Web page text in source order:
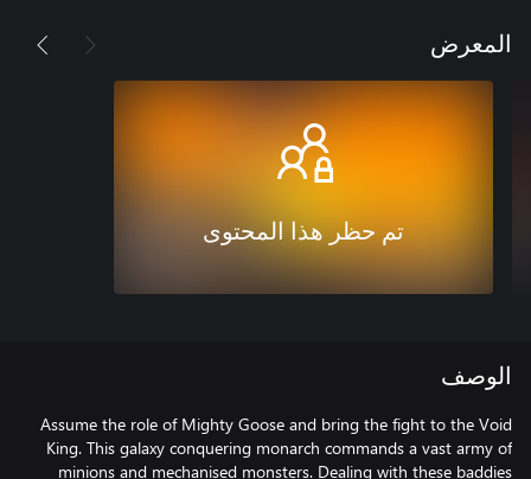
المعرض
تم حظر هذا المحتوى
الوصف
Assume the role of Mighty Goose and bring the fight to the Void
King. This galaxy conquering monarch commands a vast army of
minions and mechanised monsters. Dealing with these baddies